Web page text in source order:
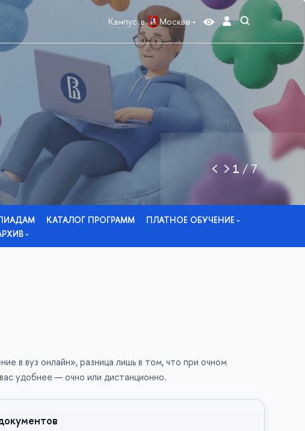
Кампус в Москве
1 /7
КАТАЛОГ ПРОГРАММ
ПЛАТНОЕ ОБУЧЕНИЕ
в вуз онлайн», разница лишь в том, что при очном
удобнее — очно или дистанционно.